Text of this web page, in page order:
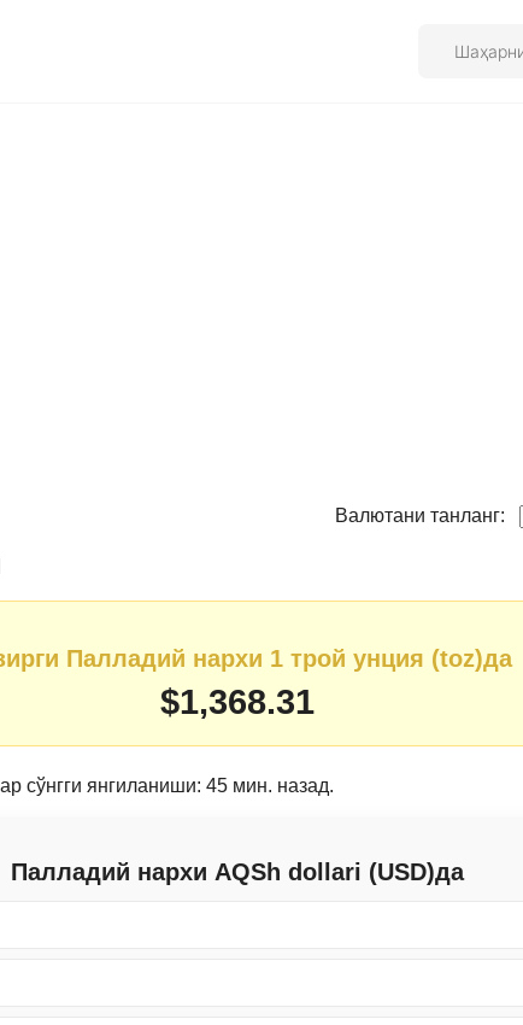
Валютани танланг:
Палладий нархи 1 трой унция (toz)да
$1,368.31
сўнгги янгиланиши: 45 мин. назад.
Палладий нархи AQSh dollari (USD)да